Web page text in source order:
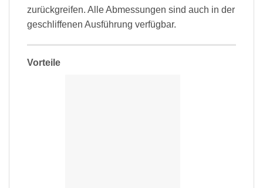
zurückgreifen. Alle Abmessungen sind auch in der
geschliffenen Ausführung verfügbar.
Vorteile